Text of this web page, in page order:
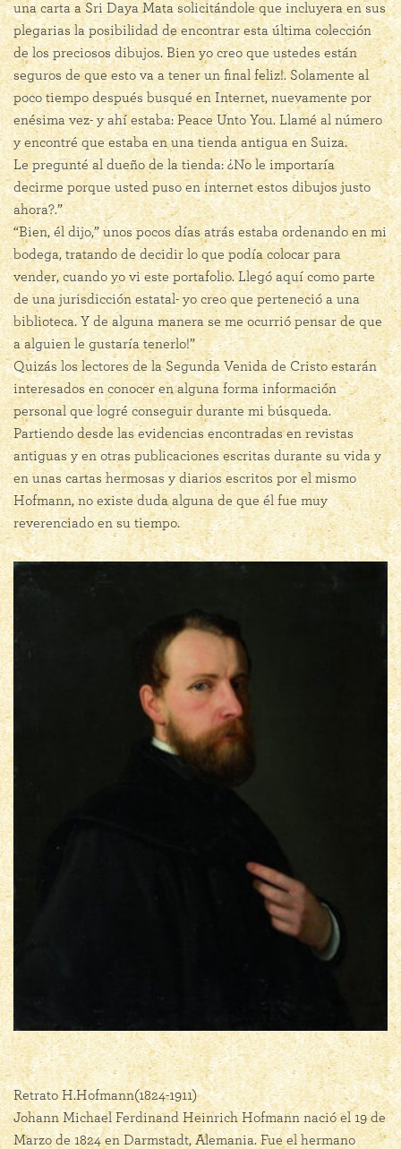
una carta a Sri Daya Mata solicitándole que incluyera en sus
plegarias la posibilidad de encontrar esta última colección
de los preciosos dibujos. Bien yo creo que ustedes están
seguros de que esto va a tener un final feliz!. Solamente al
poco tiempo después busqué en Internet, nuevamente por
enésima vez- y ahí estaba: Peace Unto You. Llamé al número
y encontré que estaba en una tienda antigua en Suiza.
Le pregunté al dueño de la tienda: ¿No le importaría
decirme porque usted puso en internet estos dibujos justo
ahora?.”
“Bien, él dijo,” unos pocos días atrás estaba ordenando en mi
bodega, tratando de decidir lo que podía colocar para
vender, cuando yo vi este portafolio. Llegó aquí como parte
de una jurisdicción estatal- yo creo que perteneció a una
biblioteca. Y de alguna manera se me ocurrió pensar de que
a alguien le gustaría tenerlo!”
Quizás los lectores de la Segunda Venida de Cristo estarán
interesados en conocer en alguna forma información
personal que logré conseguir durante mi búsqueda.
Partiendo desde las evidencias encontradas en revistas
antiguas y en otras publicaciones escritas durante su vida y
en unas cartas hermosas y diarios escritos por el mismo
Hofmann, no existe duda alguna de que él fue muy
reverenciado en su tiempo.
Retrato H.Hofmann(1824-1911)
Johann Michael Ferdinand Heinrich Hofmann nació el 19 de
Marzo de 1824 en Darmstadt, Alemania. Fue el hermano